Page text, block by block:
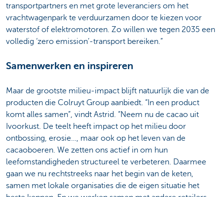
transportpartners en met grote leveranciers om het
vrachtwagenpark te verduurzamen door te kiezen voor
waterstof of elektromotoren. Zo willen we tegen 2035 een
volledig ‘zero emission’-transport bereiken.”
Samenwerken en inspireren
Maar de grootste milieu-impact blijft natuurlijk die van de
producten die Colruyt Group aanbiedt. “In een product
komt alles samen”, vindt Astrid. “Neem nu de cacao uit
Ivoorkust. De teelt heeft impact op het milieu door
ontbossing, erosie…, maar ook op het leven van de
cacaoboeren. We zetten ons actief in om hun
leefomstandigheden structureel te verbeteren. Daarmee
gaan we nu rechtstreeks naar het begin van de keten,
samen met lokale organisaties die de eigen situatie het